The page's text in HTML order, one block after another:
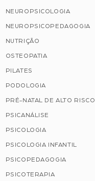
NEUROPSICOLOGIA
NEUROPSICOPEDAGOGIA
NUTRIÇÃO
OSTEOPATIA
PILATES
PODOLOGIA
PRÉ-NATAL DE ALTO RISCO
PSICANÁLISE
PSICOLOGIA
PSICOLOGIA INFANTIL
PSICOPEDAGOGIA
PSICOTERAPIA